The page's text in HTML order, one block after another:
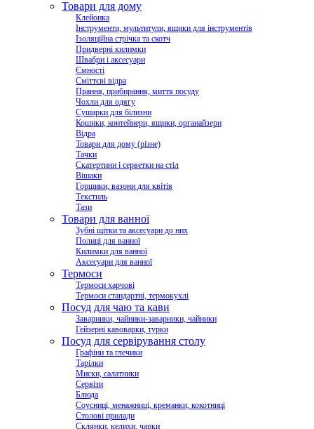
Товари для дому
Клейонка
Інструменти, мультитули, ящики для інструментів
Ізоляційна стрічка та скотч
Придверні килимки
Швабри і аксесуари
Ємності
Сміттєві відра
Прання, прибирання, миття посуду
Чохли для одягу
Сушарки для білизни
Кошики, контейнери, ящики, органайзери
Відра
Товари для дому (різне)
Тачки
Скатертини і серветки на стіл
Вішаки
Горщики, вазони для квітів
Текстиль
Тази
Товари для ванної
Зубні щітки та аксесуари до них
Полиці для ванної
Килимки для ванної
Аксесуари для ванної
Термоси
Термоси харчові
Термоси стандартні, термокухлі
Посуд для чаю та кави
Заварники, чайники-заварники, чайники
Гейзерні кавоварки, турки
Посуд для сервірування столу
Графіни та глечики
Тарілки
Миски, салатники
Сервізи
Блюда
Соусниці, менажниці, креманки, кокотниці
Столові прилади
Склянки, келихи, чарки